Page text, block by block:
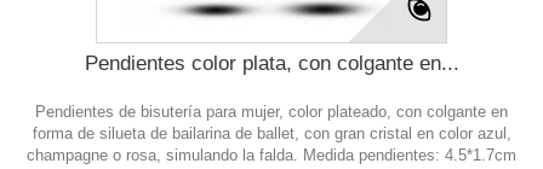
Pendientes color plata, con colgante en...
Pendientes de bisutería para mujer, color plateado, con colgante en
forma de silueta de bailarina de ballet, con gran cristal en color azul,
champagne o rosa, simulando la falda. Medida pendientes: 4.5*1.7cm